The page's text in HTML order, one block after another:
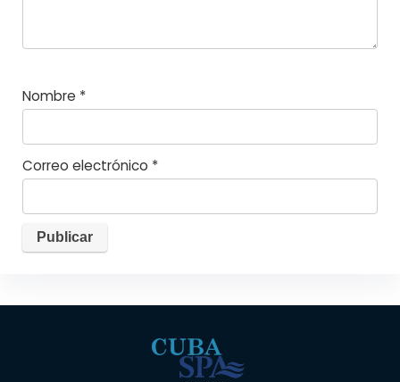
Nombre *
Correo electrónico *